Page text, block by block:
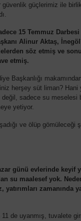
güçlerimiz ile
15 Temmuz
Alinur Aktaş,
söz etmiş ve
etmiş.
Başkanlığı
herşey süt liman? Hani
sadece su meselesi
yetiyor.
ve ölüp gömüleceği
günü evlerinde keyif
su maalesef yok.
yatırımları zamanında
11 de uyanmış, tuvalete